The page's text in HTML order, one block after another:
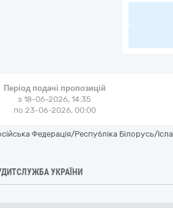
Період подачі пропозицій
з 18-06-2026, 14:35
по 23-06-2026, 00:00
Федерація/Республіка Білорусь/
УКРАЇНИ